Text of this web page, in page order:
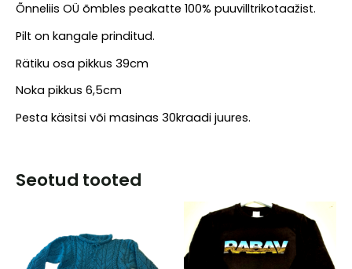
Õnneliis OÜ õmbles peakatte 100% puuvilltrikotaažist.
Pilt on kangale prinditud.
Rätiku osa pikkus 39cm
Noka pikkus 6,5cm
Pesta käsitsi või masinas 30kraadi juures.
Seotud tooted